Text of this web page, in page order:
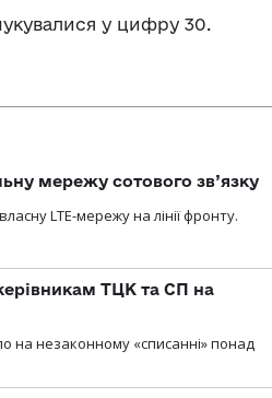
у цифру 30.
мережу сотового зв’язку
LTE-мережу на лінії фронту.
ТЦК та СП на
на незаконному «списанні» понад